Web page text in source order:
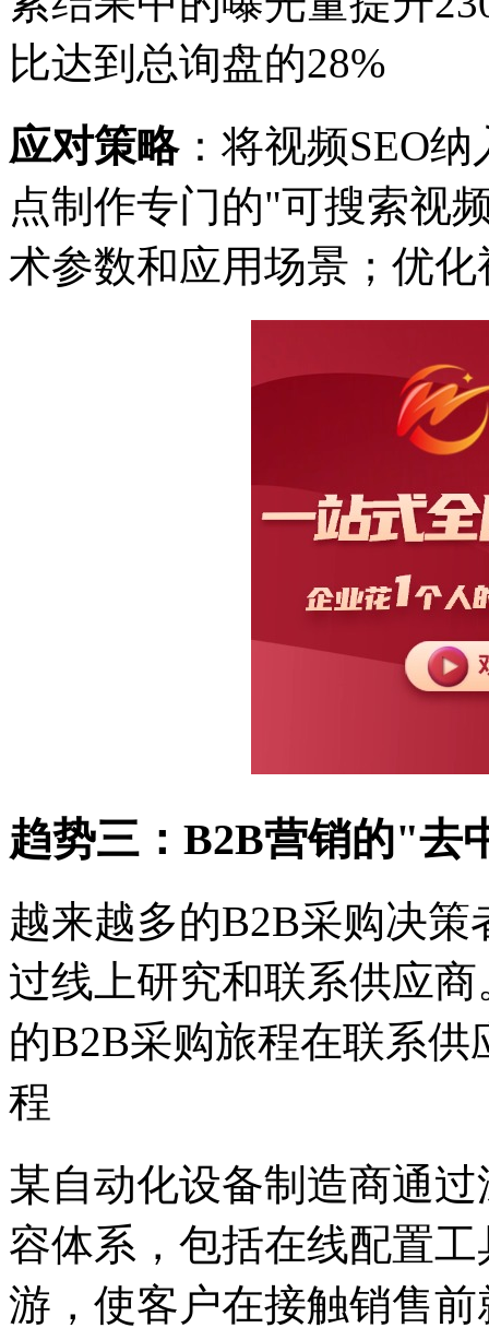
比达到总询盘的28%
应对策略：将视频SEO
点制作专门的"可搜索视
术参数和应用场景；优
趋势三： B2B营销的"去
越来越多的B2B采购决策
过线上研究和联系供应
的B2B采购旅程在联系
程
某自动化设备制造商通
容体系，包括在线配置
游，使客户在接触销售